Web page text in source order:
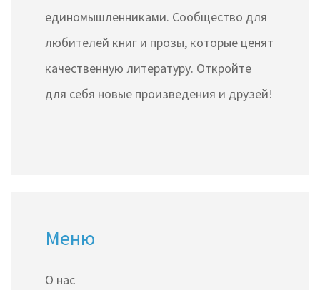
единомышленниками. Сообщество для
любителей книг и прозы, которые ценят
качественную литературу. Откройте
для себя новые произведения и друзей!
Меню
О нас